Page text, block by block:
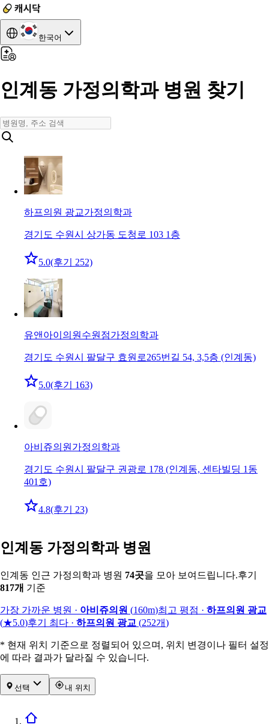
한국어
인계동 가정의학과 병원 찾기
하프의원 광교가정의학과
경기도 수원시 상가동 도청로 103 1층
5.0(후기 252)
유앤아이의원수원점가정의학과
경기도 수원시 팔달구 효원로265번길 54, 3,5층 (인계동)
5.0(후기 163)
아비쥬의원 가정의학과
경기도 수원시 팔달구 권광로 178 (인계동, 센타빌딩 1동
401호)
4.8(후기 23)
인계동 가정의학과 병원
인계동 인근 가정의학과 병원 74곳을 모아 보여드립니다.후기
817개 기준
가장 가까운 병원 · 아비쥬의원 (160m)최고 평점 · 하프의원 광교
(★5.0)후기 최다 · 하프의원 광교 (252개)
* 현재 위치 기준으로 정렬되어 있으며, 위치 변경이나 필터 설정
에 따라 결과가 달라질 수 있습니다.
선택 내 위치